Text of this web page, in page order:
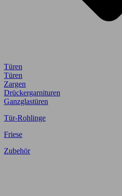
Türen
Türen
Zargen
Drückergarnituren
Ganzglastüren
Tür-Rohlinge
Friese
Zubehör